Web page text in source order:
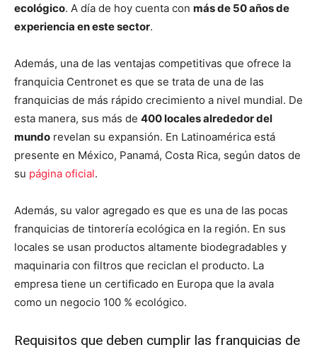
ecológico. A día de hoy cuenta con más de 50 años de
experiencia en este sector.
Además, una de las ventajas competitivas que ofrece la
franquicia Centronet es que se trata de una de las
franquicias de más rápido crecimiento a nivel mundial. De
esta manera, sus más de 400 locales alrededor del
mundo revelan su expansión. En Latinoamérica está
presente en México, Panamá, Costa Rica, según datos de
su página oficial.
Además, su valor agregado es que es una de las pocas
franquicias de tintorería ecológica en la región. En sus
locales se usan productos altamente biodegradables y
maquinaria con filtros que reciclan el producto. La
empresa tiene un certificado en Europa que la avala
como un negocio 100 % ecológico.
Requisitos que deben cumplir las franquicias de